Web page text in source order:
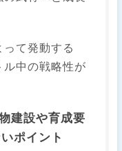
て発動する
ル中の戦略性が
建設や育成要
ポイント